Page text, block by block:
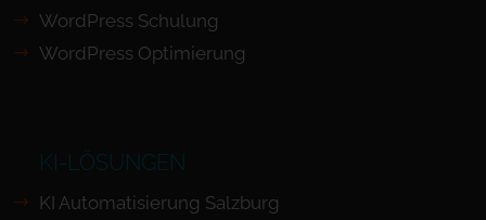
WordPress Schulung
WordPress Optimierung
KI-LÖSUNGEN
KI Automatisierung Salzburg